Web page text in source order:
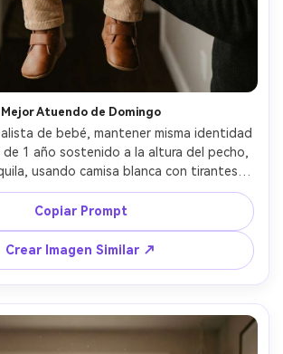
Mejor Atuendo de Domingo
de bebé, mantener misma identidad
1 año sostenido a la altura del pecho,
usando camisa blanca con tirantes y
suave, zapatos de cuero pequeños,
silencioso con fotos familiares
luz suave de ventana, Nikon Z8, 85mm
de retrato cercano, viñeta sutil, tono
pliegues realistas de tela, enfoque
textura natural de piel --ar 4:5
Copiar Prompt
Crear Imagen Similar ↗